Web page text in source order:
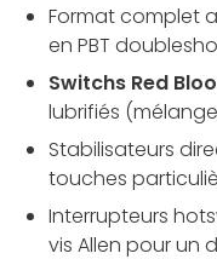
Format complet
en PBT
Switchs Red
lubrifiés (mélange
Stabilisateurs
touches
Interrupteurs
vis Allen pour un